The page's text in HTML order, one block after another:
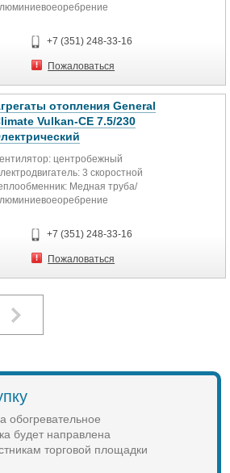
+7 (351) 248-33-16
Пожаловаться
отопления General
Vulkan-CE 7.5/230
центробежный
3 скоростной
Медная труба/
+7 (351) 248-33-16
Пожаловаться
обогревательное
будет направлена
торговой площадки